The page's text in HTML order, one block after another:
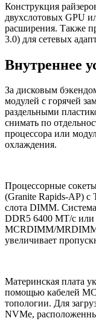
Конструкция
двухслотовых GPU
расширения. Также
3.0) для сетевых
Внутреннее
За дисковым
модулей с горячей
раздельными
снимать по
процессора или
охлаждения.
Процессорные
(Granite Rapids-AP) с
слота DIMM.
DDR5 6400 МТ/с или
MCRDIMM/MRDIMM
увеличивает
Материнская плата
помощью кабелей
топологии. Для
NVMe,